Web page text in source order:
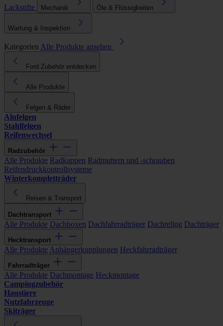
Lackstifte Mechanik Öle & Flüssigkeiten
Wartung & Inspektion
Kategorien Alle Produkte ansehen
Ford Zubehör entdecken
Alle Produkte
Felgen & Räder
Alufelgen
Stahlfelgen
Reifenwechsel
Radzubehör
Alle Produkte Radkappen Radmuttern und -schrauben
Reifendruckkontrollsysteme
Winterkompletträder
Reisen & Transport
Dachtransport
Alle Produkte Dachboxen Dachfahrradträger Dachreling Dachträger
Hecktransport
Alle Produkte Anhängerkupplungen Heckfahrradträger
Fahrradträger
Alle Produkte Dachmontage Heckmontage
Campingzubehör
Haustiere
Nutzfahrzeuge
Skiträger